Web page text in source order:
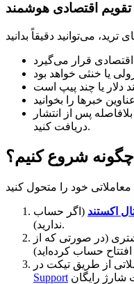
تقویم اقتصادی هوشمند
پس از انتشار
دریافت کنید.
چگونه شروع کنیم؟
اکستند (اگر حساب
ندارید).
(در صورتی که از
Support